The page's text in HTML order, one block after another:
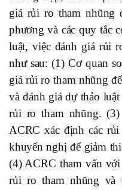
giá rủi ro tham nhũng
phương và các quy tắc
luật, việc đánh giá rủi
như sau: (1) Cơ quan
giá rủi ro tham nhũng
và đánh giá dự thảo
rủi ro tham nhũng.
ACRC xác định các
khuyến nghị để giảm
(4) ACRC tham vấn với
rủi ro tham nhũng và